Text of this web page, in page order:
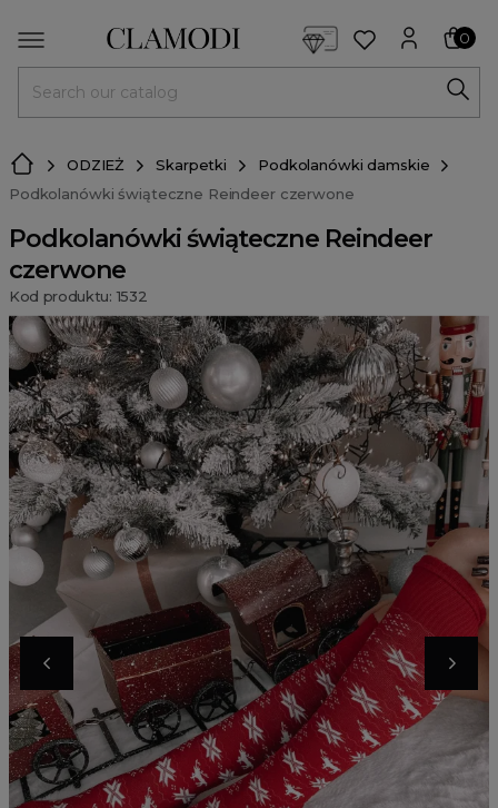
0
ODZIEŻ Skarpetki
Podkolanówki damskie
Podkolanówki świąteczne Reindeer czerwone
Podkolanówki świąteczne Reindeer
czerwone
Kod produktu: 1532